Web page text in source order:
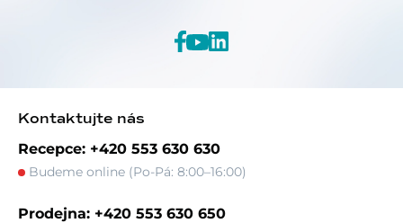
Kontaktujte nás
Recepce: +420 553 630 630
Budeme online (Po-Pá: 8:00–16:00)
Prodejna: +420 553 630 650